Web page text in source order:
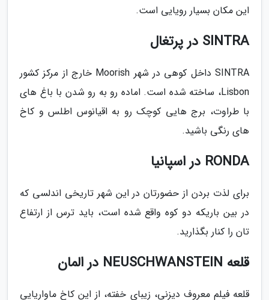
این مکان بسیار رویایی است.
SINTRA در پرتغال
SINTRA داخل کوهی در شهر Moorish خارج از مرکز کشور
Lisbon، ساخته شده است. اماده رو به رو شدن با باغ های
با طراوت، برج هایی کوچک رو به اقیانوس اطلس و کاخ
های رنگی باشید.
RONDA در اسپانیا
برای لذت بردن از حضورتان در این شهر تاریخی اندلسی که
در بین باریکه دو کوه واقع شده است، باید ترس از ارتفاع
تان را کنار بگذارید.
قلعه NEUSCHWANSTEIN در المان
قلعه فیلم معروف دیزنی، زیبای خفته، از این کاخ ماواریایی